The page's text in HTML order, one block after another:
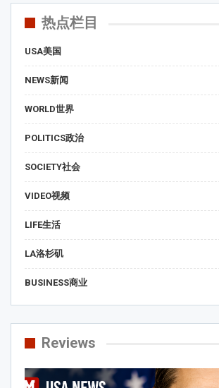
热点栏目
USA美国
NEWS新闻
WORLD世界
POLITICS政治
SOCIETY社会
VIDEO视频
LIFE生活
LA洛杉矶
BUSINESS商业
Reviews